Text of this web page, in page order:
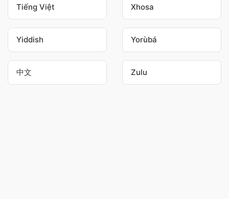
Tiếng Việt Xhosa
Yiddish Yorùbá
中文 Zulu